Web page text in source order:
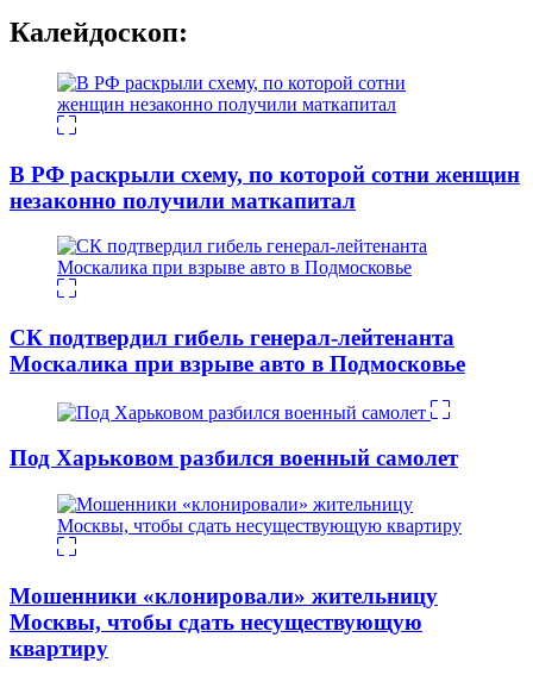
Калейдоскоп:
В РФ раскрыли схему, по которой сотни женщин
незаконно получили маткапитал
СК подтвердил гибель генерал-лейтенанта
Москалика при взрыве авто в Подмосковье
Под Харьковом разбился военный самолет
Мошенники «клонировали» жительницу
Москвы, чтобы сдать несуществующую
квартиру